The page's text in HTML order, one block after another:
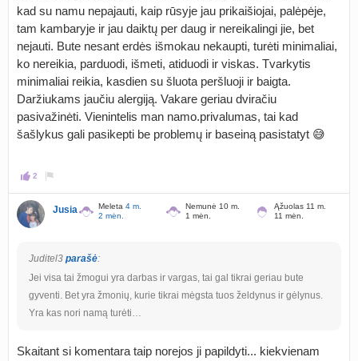
kad su namu nepajauti, kaip rūsyje jau prikaišiojai, palėpėje,
tam kambaryje ir jau daiktų per daug ir nereikalingi jie, bet
nejauti. Bute nesant erdės išmokau nekaupti, turėti minimaliai,
ko nereikia, parduodi, išmeti, atiduodi ir viskas. Tvarkytis
minimaliai reikia, kasdien su šluota peršluoji ir baigta.
Daržiukams jaučiu alergiją. Vakare geriau dviračiu
pasivažinėti. Vienintelis man namo.privalumas, tai kad
šašlykus gali pasikepti be problemų ir baseiną pasistatyt 😅
2
Jusia Meleta 4 m.
2 mėn.
Nemunė 10 m.
1 mėn.
Ąžuolas 11 m.
11 mėn.
Juditel3 parašė:
Jei visa tai žmogui yra darbas ir vargas, tai gal tikrai geriau bute
gyventi. Bet yra žmonių, kurie tikrai mėgsta tuos želdynus ir gėlynus.
Yra kas nori namą turėti…
Skaitant si komentara taip norejos ji papildyti... kiekvienam